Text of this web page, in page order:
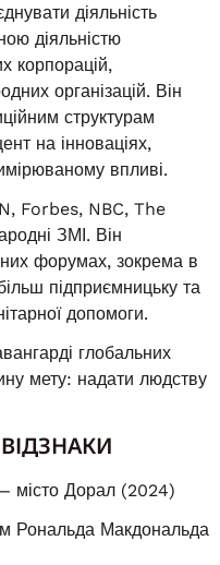
діяльність
діяльністю
корпорацій,
організацій. Він
структурам
на інноваціях,
впливі.
Forbes, NBC, The
ЗМІ. Він
форумах, зокрема в
підприємницьку та
допомоги.
глобальних
мету: надати людству
місто Дорал (2024)
Рональда Макдональда